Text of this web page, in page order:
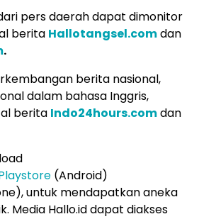
pers daerah dapat dimonitor
berita Hallotangsel.comdan
.
berita nasional,
dalam bahasa Inggris,
berita Indo24hours.comdan
(Android)
untuk mendapatkan aneka
Media Hallo.id dapat diakses